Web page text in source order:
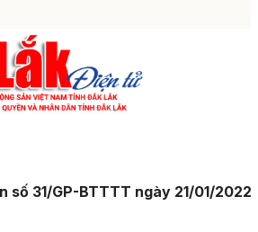
số 31/GP-BTTTT ngày 21/01/2022